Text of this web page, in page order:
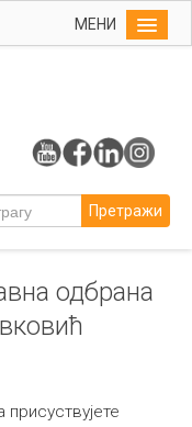
МЕНИ
Претражи
одбрана